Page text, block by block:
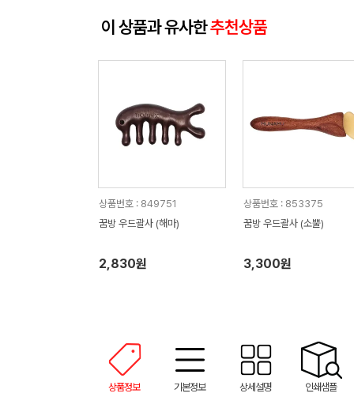
이 상품과 유사한추천상품
상품번호 : 849751
꿈방 우드괄사 (해마)
2,830원
상품번호 : 853375
꿈방 우드괄사 (소뿔)
3,300원
상품정보 기본정보 상세설명 인쇄샘플